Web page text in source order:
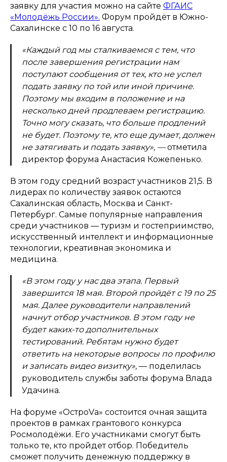
заявку для участия можно на сайте ФГАИС
«Молодёжь России». Форум пройдёт в Южно-
Сахалинске с 10 по 16 августа.
«Каждый год мы сталкиваемся с тем, что
после завершения регистрации нам
поступают сообщения от тех, кто не успел
подать заявку по той или иной причине.
Поэтому мы входим в положение и на
несколько дней продлеваем регистрацию.
Точно могу сказать, что больше продлений
не будет. Поэтому те, кто еще думает, должен
не затягивать и подать заявку», —отметила
директор форума Анастасия Кожепенько.
В этом году средний возраст участников 21,5. В
лидерах по количеству заявок остаются
Сахалинская область, Москва и Санкт-
Петербург. Самые популярные направления
среди участников — туризм и гостеприимство,
искусственный интеллект и информационные
технологии, креативная экономика и
медицина.
«В этом году у нас два этапа. Первый
завершится 18 мая. Второй пройдёт с 19 по 25
мая. Далее руководители направлений
начнут отбор участников. В этом году не
будет каких-то дополнительных
тестирований. Ребятам нужно будет
ответить на некоторые вопросы по профилю
и записать видео визитку», — поделилась
руководитель службы заботы форума Влада
Удачина.
На форуме «ОстроVа» состоится очная защита
проектов в рамках грантового конкурса
Росмолодёжи. Его участниками смогут быть
только те, кто пройдет отбор. Победитель
сможет получить денежную поддержку в